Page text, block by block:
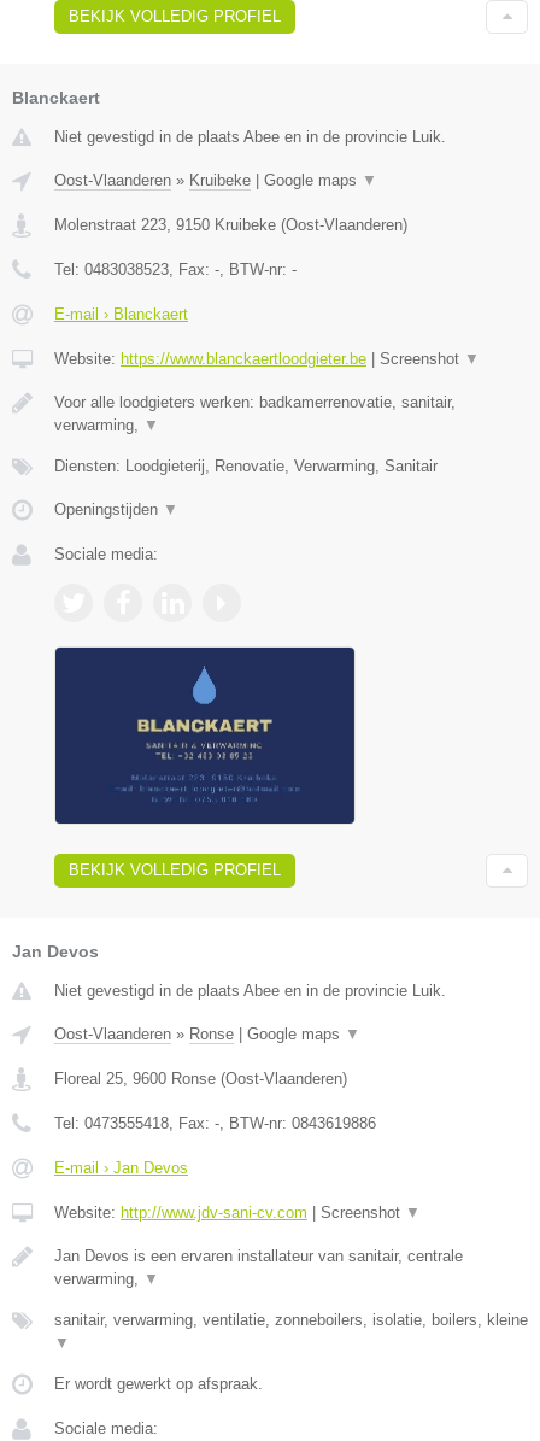
BEKIJK VOLLEDIG PROFIEL
Blanckaert
Niet gevestigd in de plaats Abee en in de provincie Luik.
Oost-Vlaanderen » Kruibeke Google maps ▼
Molenstraat 223 9150 Kruibeke (Oost-Vlaanderen)
Tel: 0483038523 , Fax: - , BTW-nr: -
E-mail › Blanckaert
Website: https://www.blanckaertloodgieter.be Screenshot ▼
Voor alle loodgieters werken: badkamerrenovatie, sanitair,
verwarming,
▼
Diensten: Loodgieterij, Renovatie, Verwarming, Sanitair
Openingstijden ▼
Sociale media:
BEKIJK VOLLEDIG PROFIEL
Jan Devos
Niet gevestigd in de plaats Abee en in de provincie Luik.
Oost-Vlaanderen » Ronse Google maps ▼
Floreal 25 9600 Ronse (Oost-Vlaanderen)
Tel: 0473555418 , Fax: - , BTW-nr: 0843619886
E-mail › Jan Devos
Website: http://www.jdv-sani-cv.com Screenshot ▼
Jan Devos is een ervaren installateur van sanitair, centrale
verwarming,
▼
sanitair, verwarming, ventilatie, zonneboilers, isolatie, boilers, kleine
▼
Er wordt gewerkt op afspraak.
Sociale media: